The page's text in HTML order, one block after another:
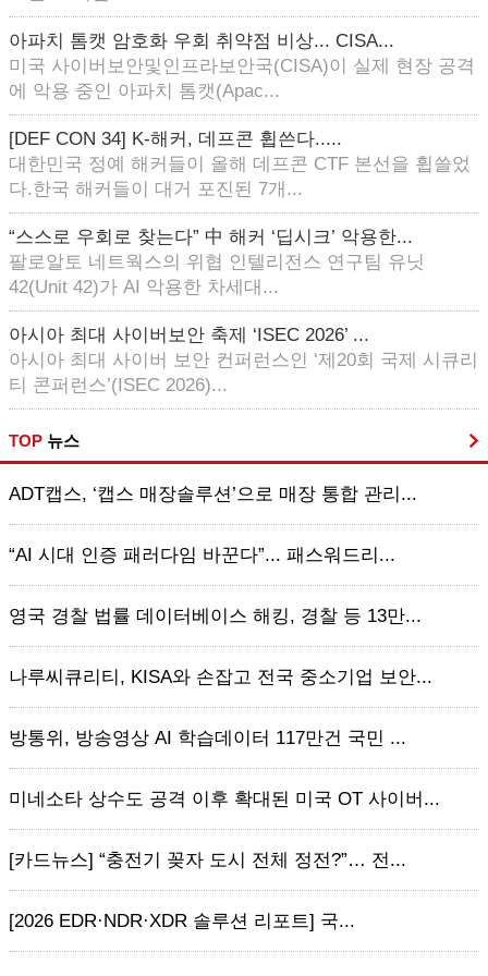
아파치 톰캣 암호화 우회 취약점 비상... CISA...
미국 사이버보안및인프라보안국(CISA)이 실제 현장 공격
에 악용 중인 아파치 톰캣(Apac...
[DEF CON 34] K-해커, 데프콘 휩쓴다.....
대한민국 정예 해커들이 올해 데프콘 CTF 본선을 휩쓸었
다.한국 해커들이 대거 포진된 7개...
“스스로 우회로 찾는다” 中 해커 ‘딥시크’ 악용한...
팔로알토 네트웍스의 위협 인텔리전스 연구팀 유닛
42(Unit 42)가 AI 악용한 차세대...
아시아 최대 사이버보안 축제 ‘ISEC 2026’ ...
아시아 최대 사이버 보안 컨퍼런스인 ‘제20회 국제 시큐리
티 콘퍼런스’(ISEC 2026)...
TOP 뉴스
ADT캡스, ‘캡스 매장솔루션’으로 매장 통합 관리...
“AI 시대 인증 패러다임 바꾼다”... 패스워드리...
영국 경찰 법률 데이터베이스 해킹, 경찰 등 13만...
나루씨큐리티, KISA와 손잡고 전국 중소기업 보안...
방통위, 방송영상 AI 학습데이터 117만건 국민 ...
미네소타 상수도 공격 이후 확대된 미국 OT 사이버...
[카드뉴스] “충전기 꽂자 도시 전체 정전?”… 전...
[2026 EDR·NDR·XDR 솔루션 리포트] 국...